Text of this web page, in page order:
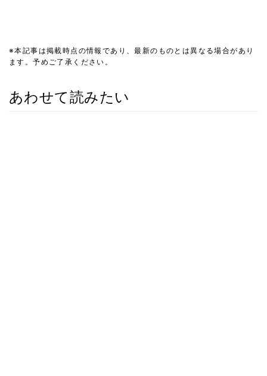
※本記事は掲載時点の情報であり、最新のものとは異なる場合があり
ます。予めご了承ください。
あわせて読みたい